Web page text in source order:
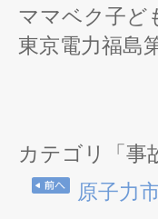
ママベク子
東京電力福島
カテゴリ「事
原子力